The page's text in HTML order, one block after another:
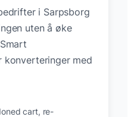
i Sarpsborg
uten å øke
konverteringer med
cart, re-